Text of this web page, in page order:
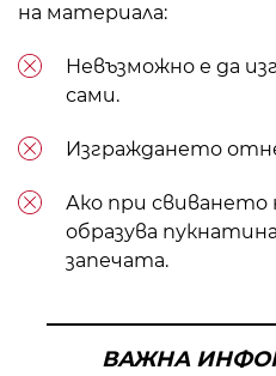
на материала:
Невъзможно е да
сами.
Изграждането
Ако при свиването
образува
запечата.
ВАЖНА